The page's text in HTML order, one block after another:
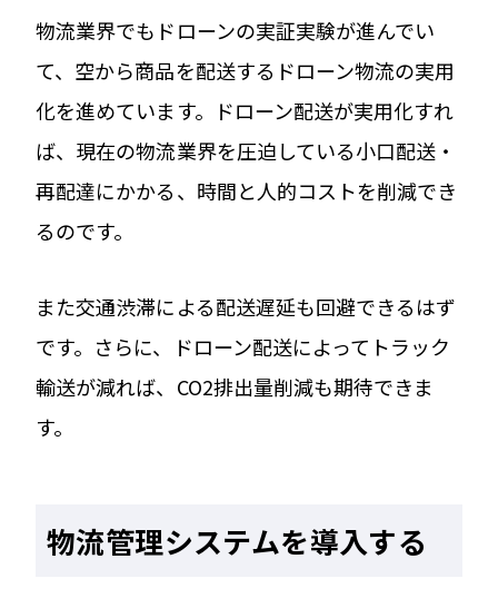
物流業界でもドローンの実証実験が進んでい
て、空から商品を配送するドローン物流の実用
化を進めています。ドローン配送が実用化すれ
ば、現在の物流業界を圧迫している小口配送・
再配達にかかる、時間と人的コストを削減でき
るのです。
また交通渋滞による配送遅延も回避できるはず
です。さらに、ドローン配送によってトラック
輸送が減れば、CO2排出量削減も期待できま
す。
物流管理システムを導入する